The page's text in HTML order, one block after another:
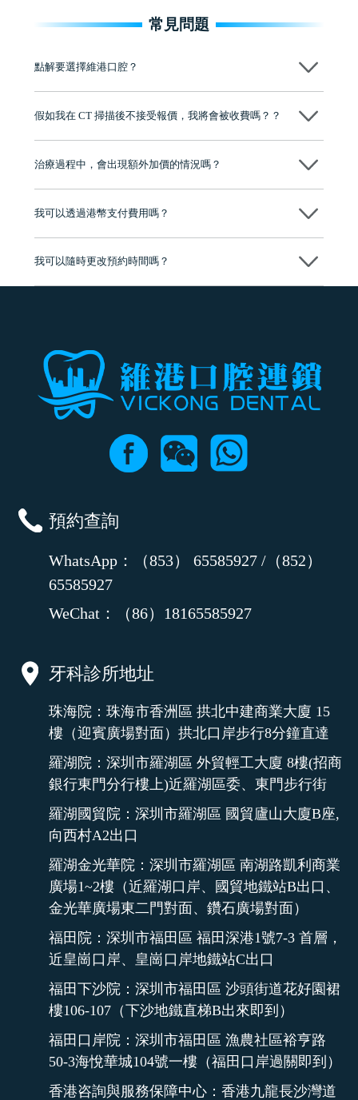
常見問題
點解要選擇維港口腔？
維港口腔踐行「醫道濟世」的大學校訓，各分院匯聚來自香港、內地的
牌」、「2025香港企業領袖品牌」，是諾貝爾種植系統全球放心植牙中
至今已服務超過三十個國家和地區的顧客，受到粵港澳大灣區及周邊城
市市民極高的口碑評價及信任推薦 珠海、深圳設有八大分院，香港亦設
有咨詢及服務保障中心，有任何問題都可以隨時預約免費咨詢，讓人十
假如我在 CT 掃描後不接受報價，我將會被收費嗎？？
治療過程中，會出現額外加價的情況嗎？
我可以透過港幣支付費用嗎？
我可以隨時更改預約時間嗎？
可以，請盡早通過wechat或whatsapp聯絡我們，告知我們你原本預約的
預約查詢
WhatsApp：（853） 65585927 /（852）
65585927
WeChat：（86）18165585927
牙科診所地址
珠海院：珠海市香洲區 拱北中建商業大廈 15
樓（迎賓廣場對面）拱北口岸步行8分鐘直達
羅湖院：深圳市羅湖區 外貿輕工大廈 8樓(招商
銀行東門分行樓上)近羅湖區委、東門步行街
羅湖國貿院：深圳市羅湖區 國貿廬山大廈B座,
向西村A2出口
羅湖金光華院：深圳市羅湖區 南湖路凱利商業
廣場1~2樓（近羅湖口岸、國貿地鐵站B出口、
金光華廣場東二門對面、鑽石廣場對面）
福田院：深圳市福田區 福田深港1號7-3 首層，
近皇崗口岸、皇崗口岸地鐵站C出口
福田下沙院：深圳市福田區 沙頭街道花好園裙
樓106-107（下沙地鐵直梯B出來即到）
福田口岸院：深圳市福田區 漁農社區裕亨路
50-3海悅華城104號一樓（福田口岸過關即到）
香港咨詢與服務保障中心：香港九龍長沙灣道